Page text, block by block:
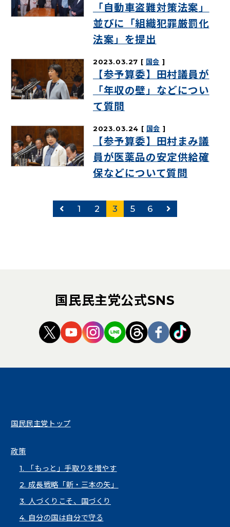
「自動車盗難対策法案」
並びに「組織犯罪厳罰化
法案」を提出
2023.03.27 国会
【参予算委】田村議員が
「年収の壁」などについ
て質問
2023.03.24 国会
【参予算委】田村まみ議
員が医薬品の安定供給確
保などについて質問
前のページ
1 2 3 5 6 次のページ
国民民主党公式SNS
（新しいタブで開く）
（新しいタブで開く）
（新しいタブで開く）
（新しいタブで開く）
（新しいタブで開
（新しいタブ
（新しい
国民民主党トップ
政策
1. 「もっと」手取りを増やす
2. 成長戦略「新・三本の矢」
3. 人づくりこそ、国づくり
4. 自分の国は自分で守る